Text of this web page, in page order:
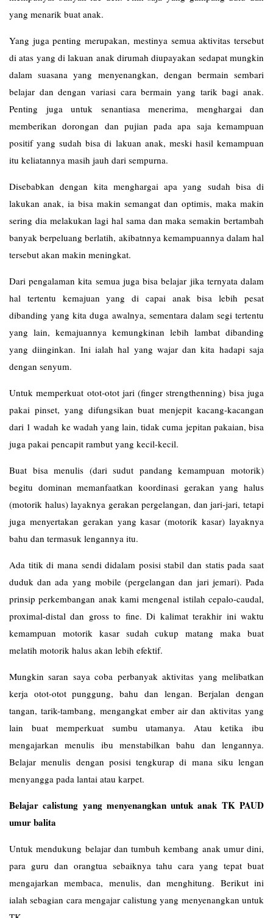
yang menarik buat anak.
Yang juga penting merupakan, mestinya semua aktivitas tersebut
di atas yang di lakuan anak dirumah diupayakan sedapat mungkin
dalam suasana yang menyenangkan, dengan bermain sembari
belajar dan dengan variasi cara bermain yang tarik bagi anak.
Penting juga untuk senantiasa menerima, menghargai dan
memberikan dorongan dan pujian pada apa saja kemampuan
positif yang sudah bisa di lakuan anak, meski hasil kemampuan
itu keliatannya masih jauh dari sempurna.
Disebabkan dengan kita menghargai apa yang sudah bisa di
lakukan anak, ia bisa makin semangat dan optimis, maka makin
sering dia melakukan lagi hal sama dan maka semakin bertambah
banyak berpeluang berlatih, akibatnnya kemampuannya dalam hal
tersebut akan makin meningkat.
Dari pengalaman kita semua juga bisa belajar jika ternyata dalam
hal tertentu kemajuan yang di capai anak bisa lebih pesat
dibanding yang kita duga awalnya, sementara dalam segi tertentu
yang lain, kemajuannya kemungkinan lebih lambat dibanding
yang diinginkan. Ini ialah hal yang wajar dan kita hadapi saja
dengan senyum.
Untuk memperkuat otot-otot jari (finger strengthenning) bisa juga
pakai pinset, yang difungsikan buat menjepit kacang-kacangan
dari 1 wadah ke wadah yang lain, tidak cuma jepitan pakaian, bisa
juga pakai pencapit rambut yang kecil-kecil.
Buat bisa menulis (dari sudut pandang kemampuan motorik)
begitu dominan memanfaatkan koordinasi gerakan yang halus
(motorik halus) layaknya gerakan pergelangan, dan jari-jari, tetapi
juga menyertakan gerakan yang kasar (motorik kasar) layaknya
bahu dan termasuk lengannya itu.
Ada titik di mana sendi didalam posisi stabil dan statis pada saat
duduk dan ada yang mobile (pergelangan dan jari jemari). Pada
prinsip perkembangan anak kami mengenal istilah cepalo-caudal,
proximal-distal dan gross to fine. Di kalimat terakhir ini waktu
kemampuan motorik kasar sudah cukup matang maka buat
melatih motorik halus akan lebih efektif.
Mungkin saran saya coba perbanyak aktivitas yang melibatkan
kerja otot-otot punggung, bahu dan lengan. Berjalan dengan
tangan, tarik-tambang, mengangkat ember air dan aktivitas yang
lain buat memperkuat sumbu utamanya. Atau ketika ibu
mengajarkan menulis ibu menstabilkan bahu dan lengannya.
Belajar menulis dengan posisi tengkurap di mana siku lengan
menyangga pada lantai atau karpet.
Belajar calistung yang menyenangkan untuk anak TK PAUD
umur balita
Untuk mendukung belajar dan tumbuh kembang anak umur dini,
para guru dan orangtua sebaiknya tahu cara yang tepat buat
mengajarkan membaca, menulis, dan menghitung. Berikut ini
ialah sebagian cara mengajar calistung yang menyenangkan untuk